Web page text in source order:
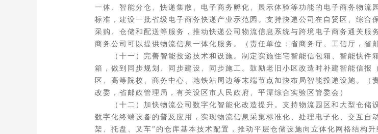
一体、智能分仓、快递集散、电子商务孵化、展示体验等功能的电子商务物
标准，建设一批省级电子商务快递产业示范园。支持快递公司在自贸区、综
采购、仓储和配送等服务，推动快递公司物流信息系统与跨境电子商务通关
商务公司可以提供物流信息一体化服务。（责任单位：省商务厅、工信厅，省
（十一）完善智能投递技术和设施。制定实施住宅智能信包箱、智能快件
箱，做到同步规划、同步建设、同步施工。鼓励老旧小区改造时补建智能信
区、高等院校、商务中心、地铁站周边等末端节点加快布局智能投递设施。
改委，省邮政管理局，有关设区市人民政府、平潭综合实验区管委会）
（十二）加快物流公司数字化智能化改造提升。支持物流园区和大型仓储
数字化终端设备的普及应用，实现物流信息采集标准化、处理电子化、交互
架、托盘、叉车”的仓库基本技术配置，推动平层仓储设施向立体化网格结构